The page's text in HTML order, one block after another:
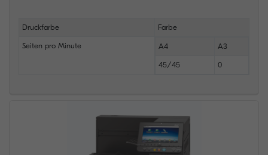
Druckfarbe Farbe
Seiten pro Minute A4 A3
45/45 0